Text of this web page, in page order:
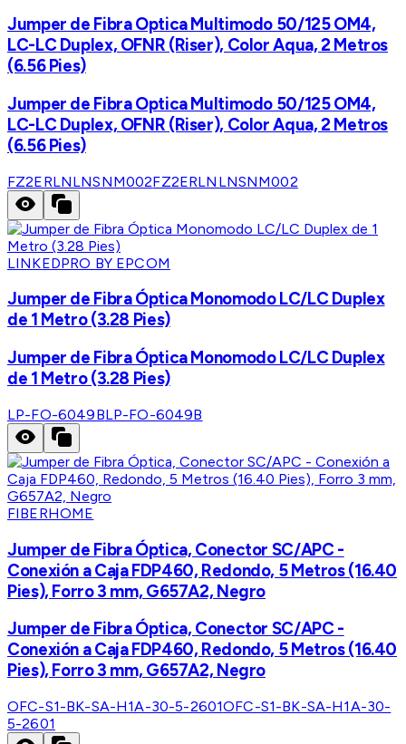
Jumper de Fibra Optica Multimodo 50/125 OM4,
LC-LC Duplex, OFNR (Riser), Color Aqua, 2 Metros
(6.56 Pies)
Jumper de Fibra Optica Multimodo 50/125 OM4,
LC-LC Duplex, OFNR (Riser), Color Aqua, 2 Metros
(6.56 Pies)
FZ2ERLNLNSNM002FZ2ERLNLNSNM002
LINKEDPRO BY EPCOM
Jumper de Fibra Óptica Monomodo LC/LC Duplex
de 1 Metro (3.28 Pies)
Jumper de Fibra Óptica Monomodo LC/LC Duplex
de 1 Metro (3.28 Pies)
LP-FO-6049BLP-FO-6049B
FIBERHOME
Jumper de Fibra Óptica, Conector SC/APC -
Conexión a Caja FDP460, Redondo, 5 Metros (16.40
Pies), Forro 3 mm, G657A2, Negro
Jumper de Fibra Óptica, Conector SC/APC -
Conexión a Caja FDP460, Redondo, 5 Metros (16.40
Pies), Forro 3 mm, G657A2, Negro
OFC-S1-BK-SA-H1A-30-5-2601OFC-S1-BK-SA-H1A-30-
5-2601